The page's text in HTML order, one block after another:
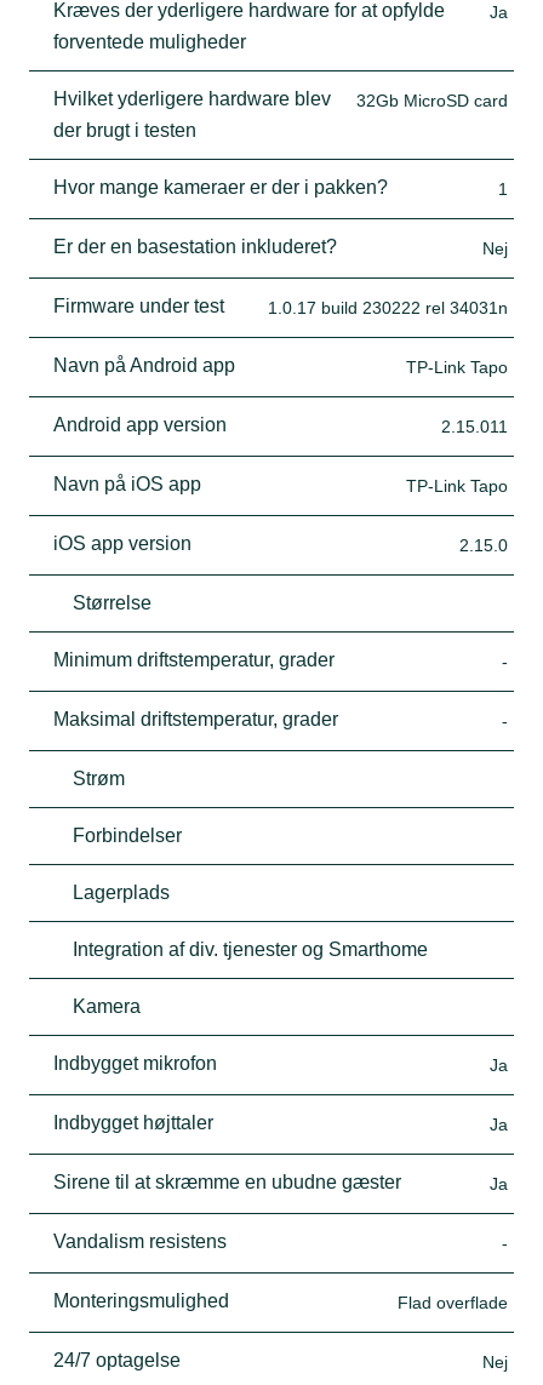
Kræves der yderligere hardware for at opfylde
forventede muligheder
Ja
Hvilket yderligere hardware blev
der brugt i testen
32Gb MicroSD card
Hvor mange kameraer er der i pakken? 1
Er der en basestation inkluderet? Nej
Firmware under test 1.0.17 build 230222 rel 34031n
Navn på Android app TP-Link Tapo
Android app version 2.15.011
Navn på iOS app TP-Link Tapo
iOS app version 2.15.0
Størrelse
Minimum driftstemperatur, grader -
Maksimal driftstemperatur, grader -
Strøm
Forbindelser
Lagerplads
Integration af div. tjenester og Smarthome
Kamera
Indbygget mikrofon Ja
Indbygget højttaler Ja
Sirene til at skræmme en ubudne gæster Ja
Vandalism resistens -
Monteringsmulighed Flad overflade
24/7 optagelse Nej